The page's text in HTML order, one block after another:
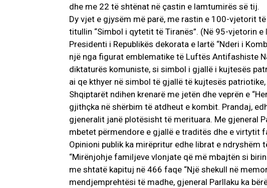
dhe me 22 të shtënat në çastin e lamtumirës së tij.
Dy vjet e gjysëm më parë, me rastin e 100-vjetorit
titullin “Simbol i qytetit të Tiranës”. (Në 95-vjetorin
Presidenti i Republikës dekorata e lartë “Nderi i
një nga figurat emblematike të Luftës Antifashiste
diktaturës komuniste, si simbol i gjallë i kujtesës
ai qe kthyer në simbol të gjallë të kujtesës
Shqiptarët ndihen krenarë me jetën dhe veprën e
gjithçka në shërbim të atdheut e kombit. Prandaj,
gjeneralit janë plotësisht të merituara. Me gjeneral
mbetet përmendore e gjallë e traditës dhe e virtytit
Opinioni publik ka mirëpritur edhe librat e ndryshëm
“Mirënjohje familjeve vlonjate që më mbajtën si
me shtatë kapituj në 466 faqe “Një shekull në
mendjemprehtësi të madhe, gjeneral Parllaku ka